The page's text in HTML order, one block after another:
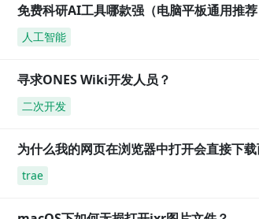
免费科研AI工具哪款强（电脑平板通用推荐
人工智能
寻求ONES Wiki开发人员？
二次开发
为什么我的网页在浏览器中打开会直接下
trae